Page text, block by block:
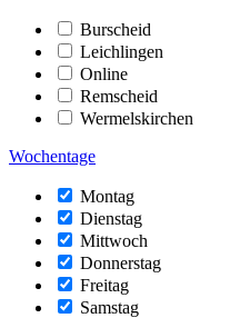
Burscheid
Leichlingen
Online
Remscheid
Wermelskirchen
Wochentage
Montag
Dienstag
Mittwoch
Donnerstag
Freitag
Samstag